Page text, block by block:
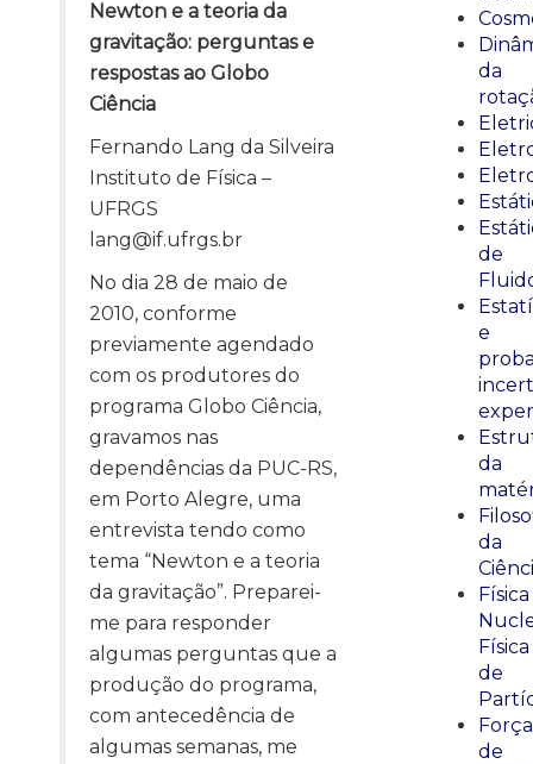
Newton e a teoria da
gravitação: perguntas e
respostas ao Globo
Ciência
Fernando Lang da Silveira
Instituto de Física –
UFRGS
lang@if.ufrgs.br
No dia 28 de maio de
2010, conforme
previamente agendado
com os produtores do
programa Globo Ciência,
gravamos nas
dependências da PUC-RS,
em Porto Alegre, uma
entrevista tendo como
tema “Newton e a teoria
da gravitação”. Preparei-
me para responder
algumas perguntas que a
produção do programa,
com antecedência de
algumas semanas, me
da
de
e
da
da
Física
Física
de
Força
de